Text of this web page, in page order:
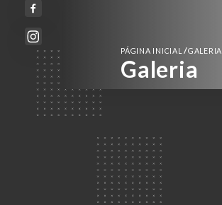
PÁGINA INICIAL/GALERIA
Galeria